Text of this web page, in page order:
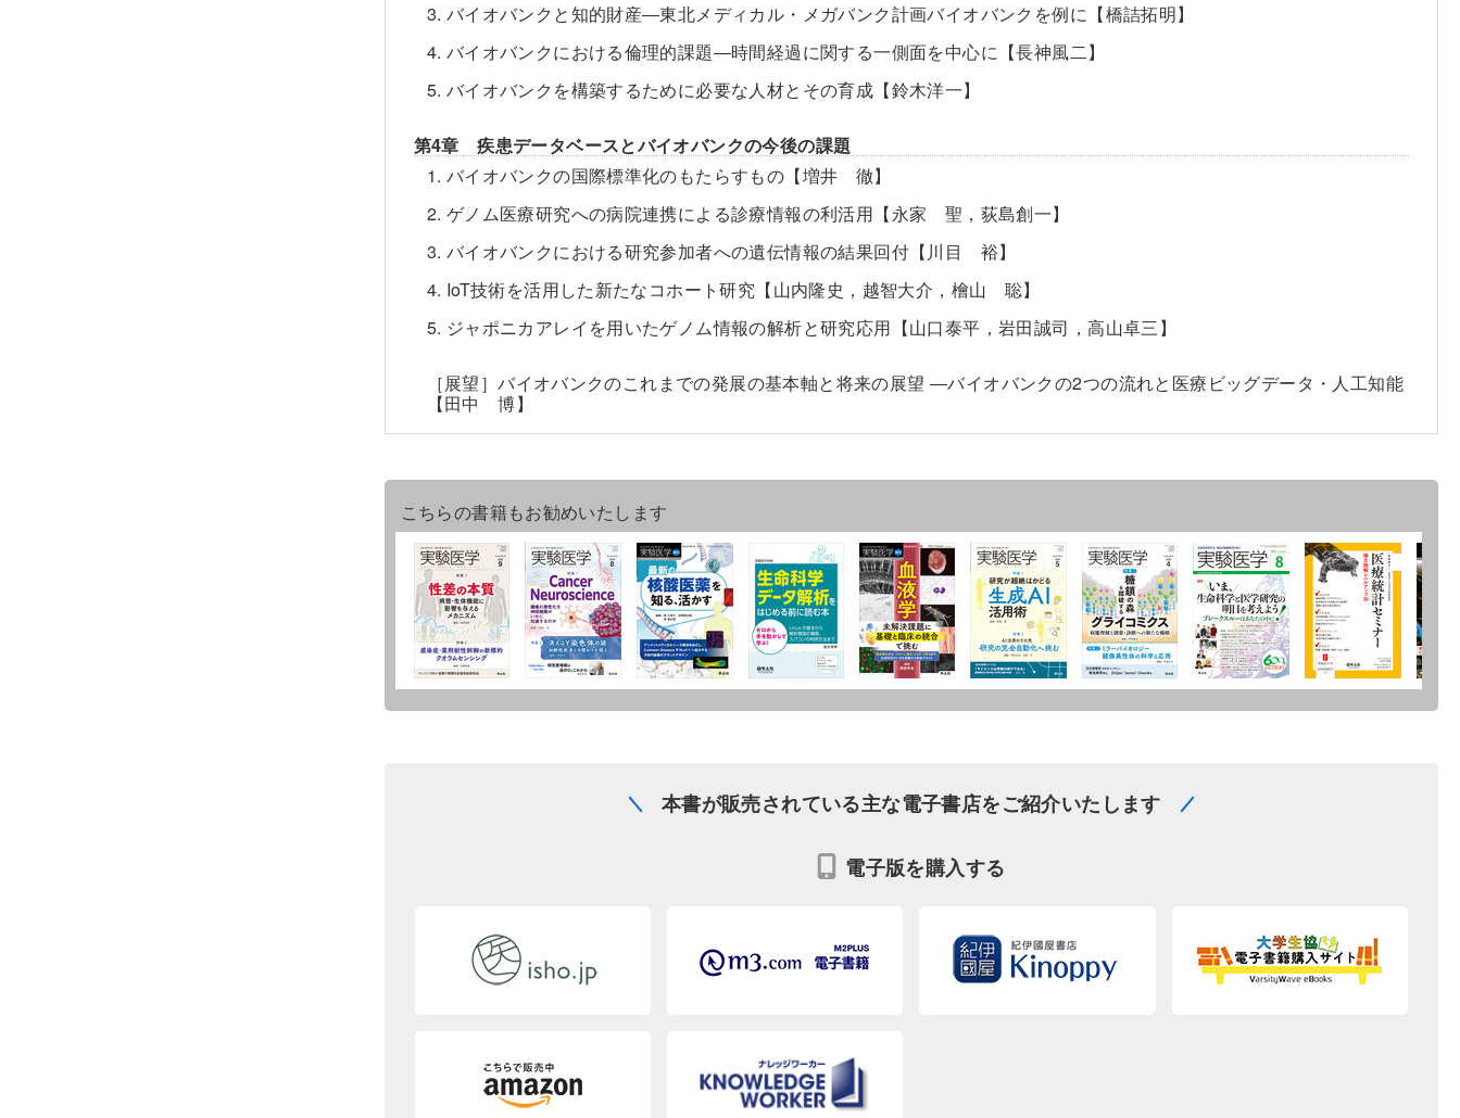
3. バイオバンクと知的財産―東北メディカル・メガバンク計画バイオバンクを例に【橋詰拓明】
4. バイオバンクにおける倫理的課題―時間経過に関する一側面を中心に【長神風二】
5. バイオバンクを構築するために必要な人材とその育成【鈴木洋一】
第4章 疾患データベースとバイオバンクの今後の課題
1. バイオバンクの国際標準化のもたらすもの【増井 徹】
2. ゲノム医療研究への病院連携による診療情報の利活用【永家 聖，荻島創一】
3. バイオバンクにおける研究参加者への遺伝情報の結果回付【川目 裕】
4. IoT技術を活用した新たなコホート研究【山内隆史，越智大介，檜山 聡】
5. ジャポニカアレイを用いたゲノム情報の解析と研究応用【山口泰平，岩田誠司，高山卓三】
［展望］バイオバンクのこれまでの発展の基本軸と将来の展望 ―バイオバンクの2つの流れと医療ビッグデータ・人工知能
【田中 博】
こちらの書籍もお勧めいたします
本書が販売されている主な電子書店をご紹介いたします
電子版を購入する